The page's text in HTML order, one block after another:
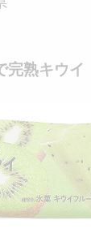
完熟キウイ